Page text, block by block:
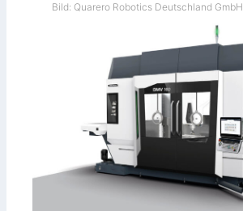
Bild: Quarero Robotics Deutschland GmbH